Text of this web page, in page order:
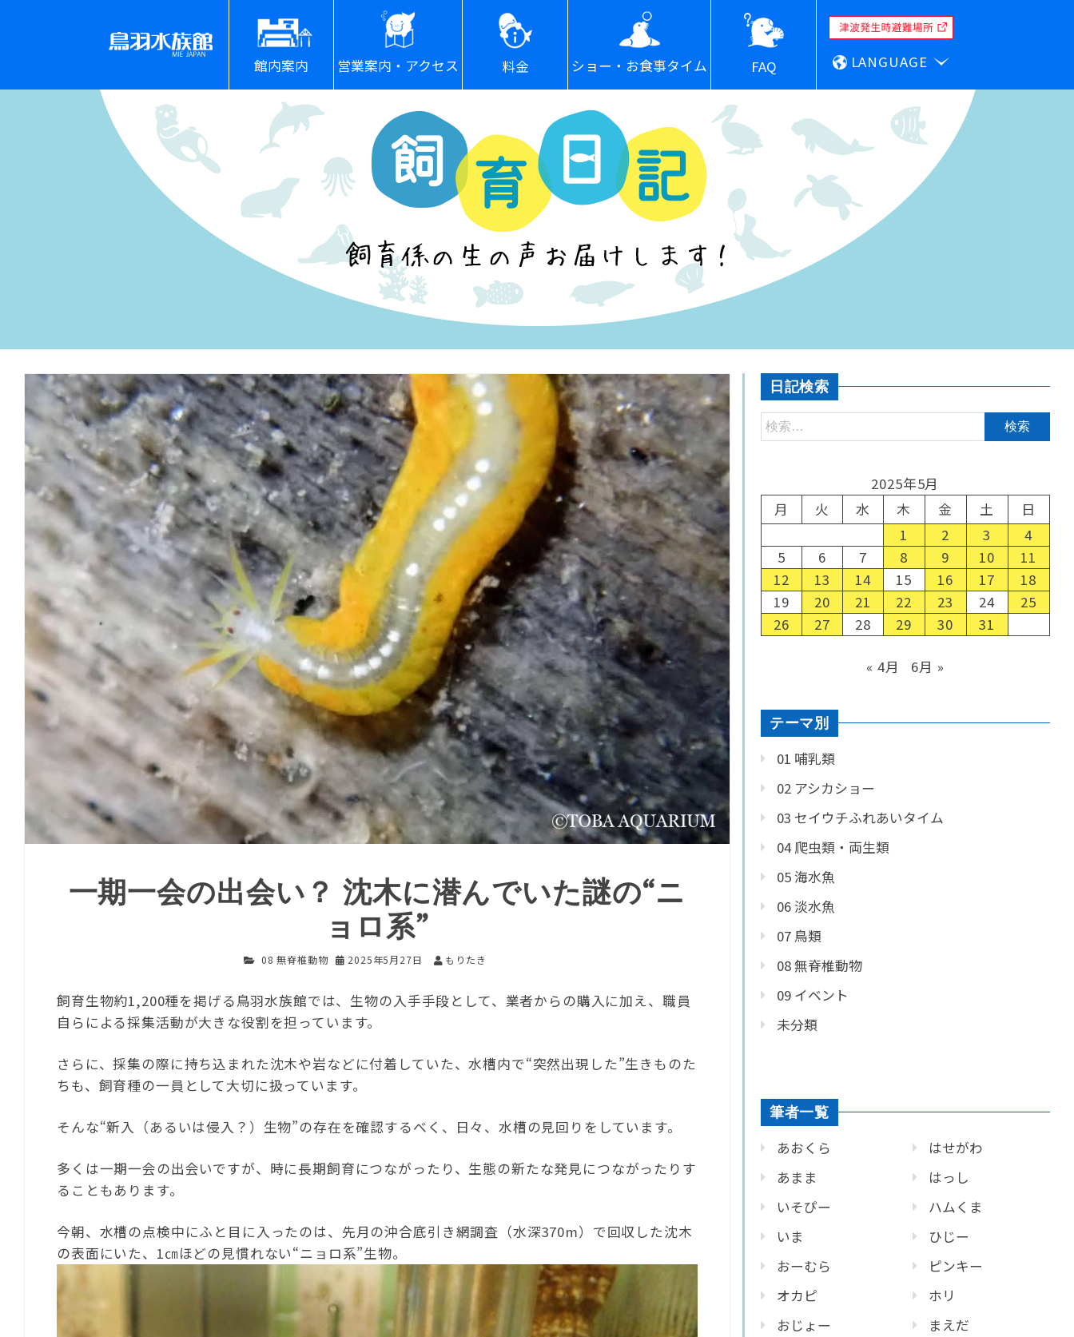
館内案内 営業案内・アクセス 料金 ショー・お食事タイム FAQ LANGUAGE
一期一会の出会い？ 沈木に潜んでいた謎の“ニ
ョロ系”
08 無脊椎動物 2025年5月27日 もりたき
飼育生物約1,200種を掲げる鳥羽水族館では、生物の入手手段として、業者からの購入に加え、職員
自らによる採集活動が大きな役割を担っています。
さらに、採集の際に持ち込まれた沈木や岩などに付着していた、水槽内で“突然出現した”生きものた
ちも、飼育種の一員として大切に扱っています。
そんな“新入（あるいは侵入？）生物”の存在を確認するべく、日々、水槽の見回りをしています。
多くは一期一会の出会いですが、時に長期飼育につながったり、生態の新たな発見につながったりす
ることもあります。
今朝、水槽の点検中にふと目に入ったのは、先月の沖合底引き網調査（水深370m）で回収した沈木
の表面にいた、1㎝ほどの見慣れない“ニョロ系”生物。
日記検索
2025年5月
月
火 水 木 金 土
日
1
2 3
4
5
6 7 8 9 10
11
12
13 14 15 16 17
18
19
20 21 22 23 24
25
26
27 28 29 30 31
« 4月 6月 »
テーマ別
01 哺乳類
02 アシカショー
03 セイウチふれあいタイム
04 爬虫類・両生類
05 海水魚
06 淡水魚
07 鳥類
08 無脊椎動物
09 イベント
未分類
筆者一覧
あおくら
あまま
いそぴー
いま
おーむら
オカピ
おじょー
はせがわ
はっし
ハムくま
ひじー
ピンキー
ホリ
まえだ